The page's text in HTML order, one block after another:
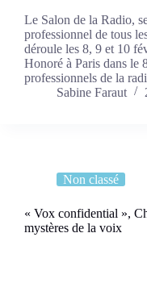
Le Salon de la Radio,
professionnel de tous
déroule les 8, 9 et 10
Honoré à Paris dans le
professionnels de la
Sabine Faraut
Non classé
« Vox confidential »,
mystères de la voix